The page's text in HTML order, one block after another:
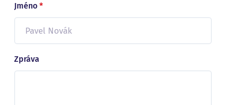
Jméno *
Zpráva